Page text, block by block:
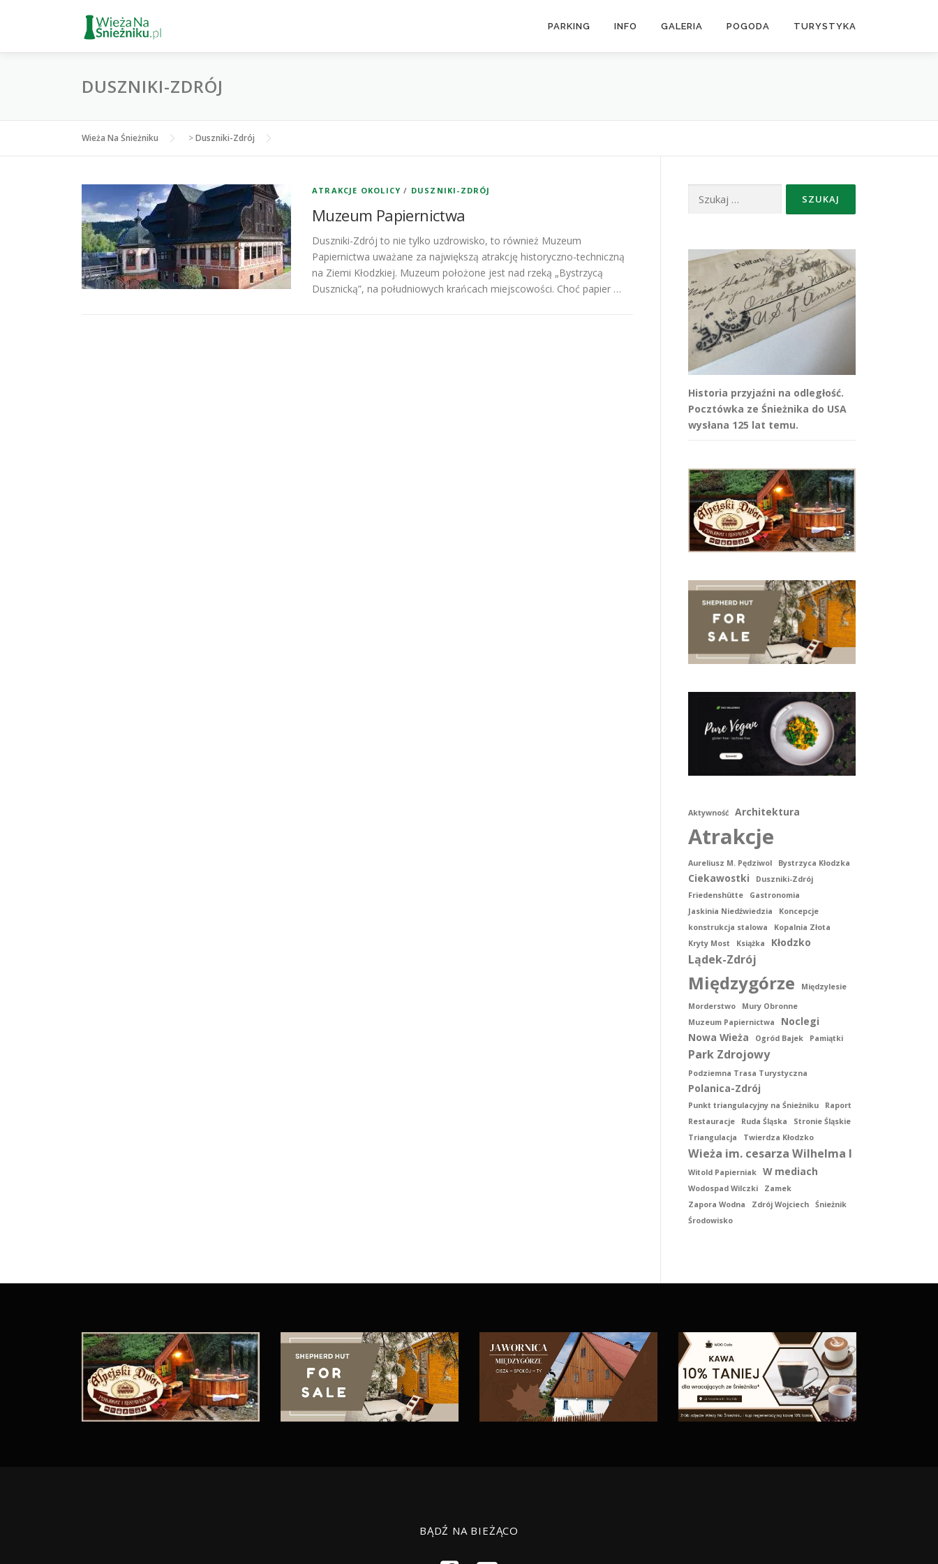
PARKING INFO GALERIA POGODA TURYSTYKA
DUSZNIKI-ZDRÓJ
Wieża Na Śnieżniku >Duszniki-Zdrój
ATRAKCJE OKOLICY / DUSZNIKI-ZDRÓJ
Muzeum Papiernictwa
Duszniki-Zdrój to nie tylko uzdrowisko, to również Muzeum
Papiernictwa uważane za największą atrakcję historyczno-techniczną
na Ziemi Kłodzkiej. Muzeum położone jest nad rzeką „Bystrzycą
Dusznicką”, na południowych krańcach miejscowości. Choć papier …
Historia przyjaźni na odległość.
Pocztówka ze Śnieżnika do USA
wysłana 125 lat temu.
Aktywność Architektura
Atrakcje
Aureliusz M. Pędziwol Bystrzyca Kłodzka
Ciekawostki
Duszniki-Zdrój
Friedenshütte
Gastronomia
Jaskinia Niedźwiedzia
Koncepcje
konstrukcja stalowa
Kopalnia Złota
Kryty Most
Książka Kłodzko
Lądek-Zdrój
Międzygórze
Międzylesie
Morderstwo
Mury Obronne
Muzeum Papiernictwa
Noclegi
Nowa Wieża
Ogród Bajek Pamiątki
Park Zdrojowy
Podziemna Trasa Turystyczna
Polanica-Zdrój
Punkt triangulacyjny na Śnieżniku
Raport
Restauracje
Ruda Śląska
Stronie Śląskie
Triangulacja
Twierdza Kłodzko
Wieża im. cesarza Wilhelma I
Witold Papierniak W mediach
Wodospad Wilczki
Zamek
Zapora Wodna
Zdrój Wojciech
Śnieżnik
Środowisko
BĄDŹ NA BIEŻĄCO